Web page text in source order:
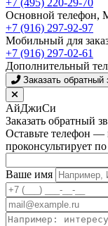
+7 (495) 220-29-70
Основной телефон,
+7 (916) 297-92-97
Мобильный для
+7 (916) 297-02-61
Дополнительный
Заказать обратный
АйДжиСи
Заказать обратный
Оставьте телефон —
проконсультирует
Ваше имя